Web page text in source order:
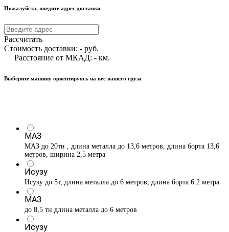
Пожалуйста, введите адрес доставки
Рассчитать
Стоимость доставки: - руб.
Расстояние от МКАД: - км.
Выберите машину ориентируясь на вес вашего груза
МАЗ
МАЗ до 20тн , длина металла до 13,6 метров, длина борта 13,6
метров, ширина 2,5 метра
Исузу
Исузу до 5т, длина металла до 6 метров, длина борта 6.2 метра
МАЗ
до 8,5 тн длина металла до 6 метров
Исузу